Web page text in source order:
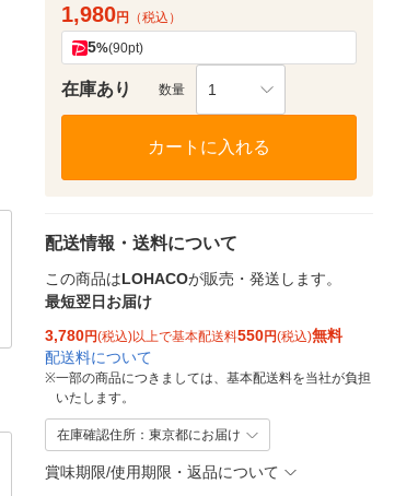
1,980円 （税込）
5%(90pt)
在庫あり 数量 1
カートに入れる
配送情報・送料について
この商品はLOHACOが販売・発送します。
最短翌日お届け
3,780円(税込)以上で基本配送料550円(税込)無料
配送料について
※一部の商品につきましては、基本配送料を当社が負担
いたします。
在庫確認住所：東京都にお届け
賞味期限/使用期限・返品について